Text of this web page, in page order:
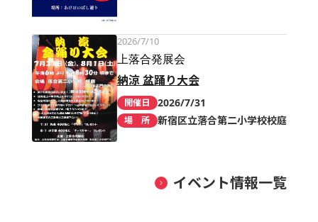
2026/7/10
上落合発展会
納涼 盆踊り大会
開催日 2026/7/31
場 所 新宿区立落合第二小学校校庭
イベント情報一覧